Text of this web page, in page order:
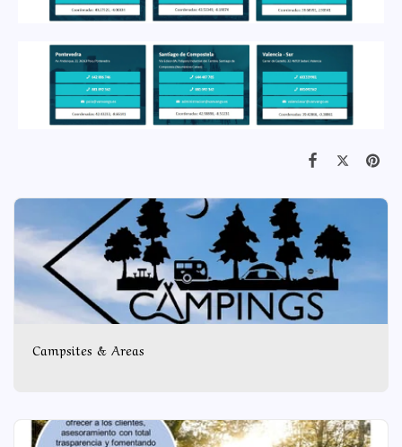
Campsites & Areas